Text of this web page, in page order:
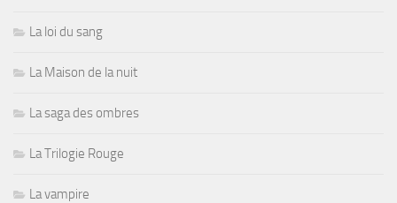
La loi du sang
La Maison de la nuit
La saga des ombres
La Trilogie Rouge
La vampire